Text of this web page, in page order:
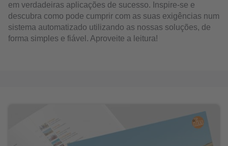
em verdadeiras aplicações de sucesso. Inspire-se e
descubra como pode cumprir com as suas exigências num
sistema automatizado utilizando as nossas soluções, de
forma simples e fiável. Aproveite a leitura!